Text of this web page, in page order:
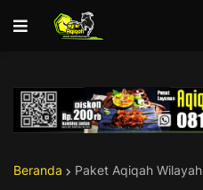
Beranda Paket Aqiqah